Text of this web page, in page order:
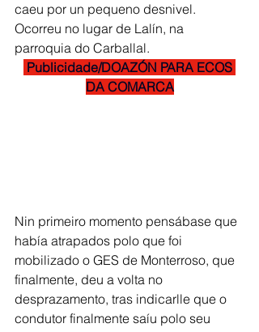
caeu por un pequeno desnivel.
Ocorreu no lugar de Lalín, na
parroquia do Carballal.
Publicidade/DOAZÓN PARA ECOS
DA COMARCA
Nin primeiro momento pensábase que
había atrapados polo que foi
mobilizado o GES de Monterroso, que
finalmente, deu a volta no
desprazamento, tras indicarlle que o
condutor finalmente saíu polo seu